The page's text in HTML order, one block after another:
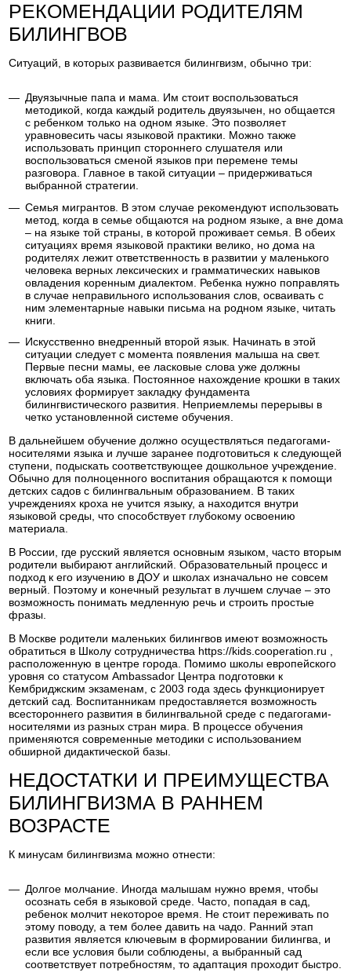
РЕКОМЕНДАЦИИ РОДИТЕЛЯМ
БИЛИНГВОВ
Ситуаций, в которых развивается билингвизм, обычно три:
Двуязычные папа и мама. Им стоит воспользоваться
методикой, когда каждый родитель двуязычен, но общается
с ребенком только на одном языке. Это позволяет
уравновесить часы языковой практики. Можно также
использовать принцип стороннего слушателя или
воспользоваться сменой языков при перемене темы
разговора. Главное в такой ситуации – придерживаться
выбранной стратегии.
Семья мигрантов. В этом случае рекомендуют использовать
метод, когда в семье общаются на родном языке, а вне дома
– на языке той страны, в которой проживает семья. В обеих
ситуациях время языковой практики велико, но дома на
родителях лежит ответственность в развитии у маленького
человека верных лексических и грамматических навыков
овладения коренным диалектом. Ребенка нужно поправлять
в случае неправильного использования слов, осваивать с
ним элементарные навыки письма на родном языке, читать
книги.
Искусственно внедренный второй язык. Начинать в этой
ситуации следует с момента появления малыша на свет.
Первые песни мамы, ее ласковые слова уже должны
включать оба языка. Постоянное нахождение крошки в таких
условиях формирует закладку фундамента
билингвистического развития. Неприемлемы перерывы в
четко установленной системе обучения.
В дальнейшем обучение должно осуществляться педагогами-
носителями языка и лучше заранее подготовиться к следующей
ступени, подыскать соответствующее дошкольное учреждение.
Обычно для полноценного воспитания обращаются к помощи
детских садов с билингвальным образованием. В таких
учреждениях кроха не учится языку, а находится внутри
языковой среды, что способствует глубокому освоению
материала.
В России, где русский является основным языком, часто вторым
родители выбирают английский. Образовательный процесс и
подход к его изучению в ДОУ и школах изначально не совсем
верный. Поэтому и конечный результат в лучшем случае – это
возможность понимать медленную речь и строить простые
фразы.
В Москве родители маленьких билингвов имеют возможность
обратиться в Школу сотрудничества https://kids.cooperation.ru ,
расположенную в центре города. Помимо школы европейского
уровня со статусом Ambassador Центра подготовки к
Кембриджским экзаменам, с 2003 года здесь функционирует
детский сад. Воспитанникам предоставляется возможность
всестороннего развития в билингвальной среде с педагогами-
носителями из разных стран мира. В процессе обучения
применяются современные методики с использованием
обширной дидактической базы.
НЕДОСТАТКИ И ПРЕИМУЩЕСТВА
БИЛИНГВИЗМА В РАННЕМ
ВОЗРАСТЕ
К минусам билингвизма можно отнести:
Долгое молчание. Иногда малышам нужно время, чтобы
осознать себя в языковой среде. Часто, попадая в сад,
ребенок молчит некоторое время. Не стоит переживать по
этому поводу, а тем более давить на чадо. Ранний этап
развития является ключевым в формировании билингва, и
если все условия были соблюдены, а выбранный сад
соответствует потребностям, то адаптация проходит быстро.